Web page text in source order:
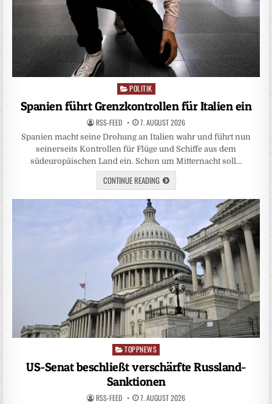
Posted
POLITIK
Spanien führt Grenzkontrollen für Italien ein
RSS-FEED 7. AUGUST 2026
Spanien macht seine Drohung an Italien wahr und führt nun
seinerseits Kontrollen für Flüge und Schiffe aus dem
südeuropäischen Land ein. Schon um Mitternacht soll…
CONTINUE READING
Posted
in
TOPPNEWS
US-Senat beschließt verschärfte Russland-
Sanktionen
RSS-FEED 7. AUGUST 2026